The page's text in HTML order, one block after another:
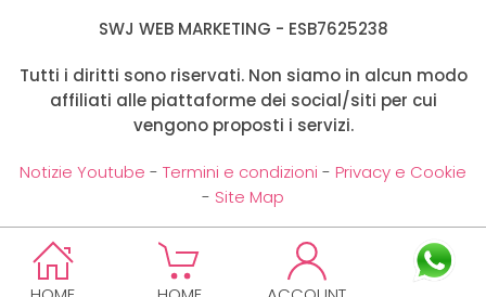
SWJ WEB MARKETING - ESB7625238
Tutti i diritti sono riservati. Non siamo in alcun modo
affiliati alle piattaforme dei social/siti per cui
vengono proposti i servizi.
Notizie Youtube - Termini e condizioni - Privacy e Cookie
- Site Map